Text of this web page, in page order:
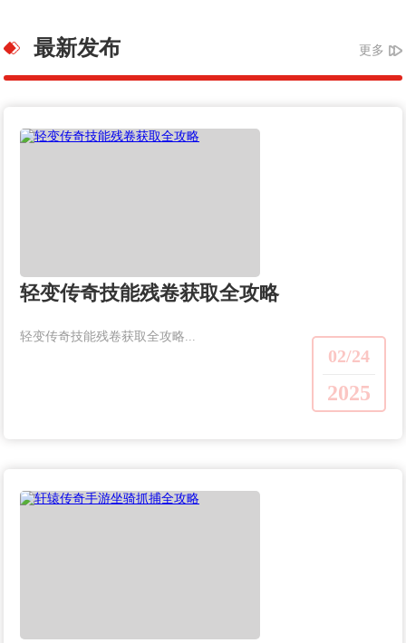
最新发布 更多
轻变传奇技能残卷获取全攻略
02/24
2025
轻变传奇技能残卷获取全攻略...